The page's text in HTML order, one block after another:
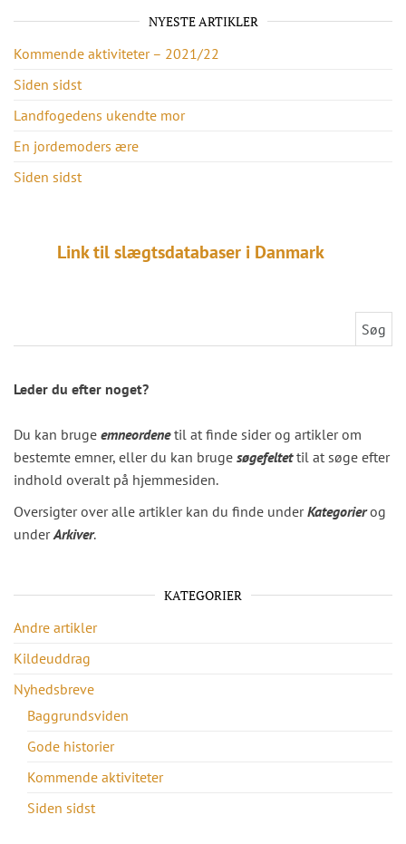
NYESTE ARTIKLER
Kommende aktiviteter – 2021/22
Siden sidst
Landfogedens ukendte mor
En jordemoders ære
Siden sidst
Link til slægtsdatabaser i Danmark
Leder du efter noget?
Du kan bruge emneordenetil at finde sider og artikler om
bestemte emner, eller du kan bruge søgefeltettil at søge efter
indhold overalt på hjemmesiden.
Oversigter over alle artikler kan du finde underKategorierog
underArkiver.
KATEGORIER
Andre artikler
Kildeuddrag
Nyhedsbreve
Baggrundsviden
Gode historier
Kommende aktiviteter
Siden sidst